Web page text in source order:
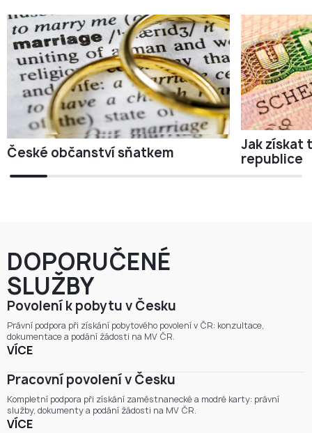
České občanství sňatkem
Jak získat
republice
DOPORUČENÉ
SLUŽBY
Povolení k pobytu v Česku
Právní podpora při získání pobytového povolení v ČR: konzultace,
dokumentace a podání žádosti na MV ČR.
VÍCE
Pracovní povolení v Česku
Kompletní podpora při získání zaměstnanecké a modré karty: právní
služby, dokumenty a podání žádosti na MV ČR.
VÍCE